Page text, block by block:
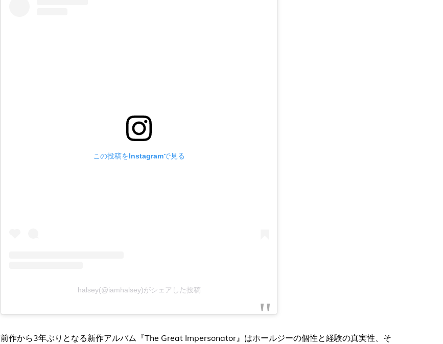
この投稿をInstagramで見る
halsey(@iamhalsey)がシェアした投稿
前作から3年ぶりとなる新作アルバム『The Great Impersonator』はホールジーの個性と経験の真実性、そ